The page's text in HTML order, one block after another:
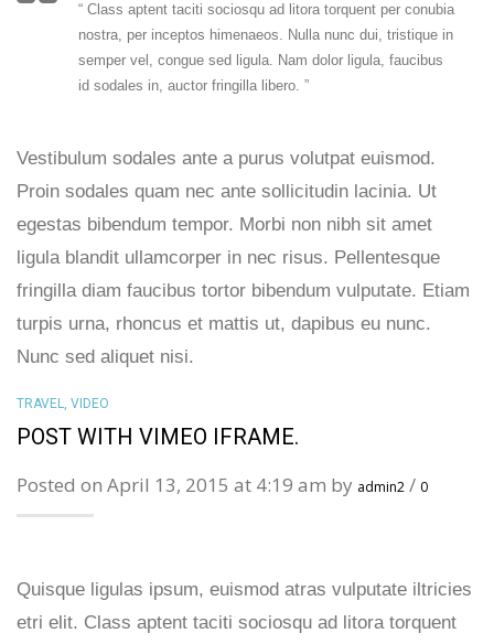
“ Class aptent taciti sociosqu ad litora torquent per conubia
nostra, per inceptos himenaeos. Nulla nunc dui, tristique in
semper vel, congue sed ligula. Nam dolor ligula, faucibus
id sodales in, auctor fringilla libero. ”
Vestibulum sodales ante a purus volutpat euismod.
Proin sodales quam nec ante sollicitudin lacinia. Ut
egestas bibendum tempor. Morbi non nibh sit amet
ligula blandit ullamcorper in nec risus. Pellentesque
fringilla diam faucibus tortor bibendum vulputate. Etiam
turpis urna, rhoncus et mattis ut, dapibus eu nunc.
Nunc sed aliquet nisi.
TRAVEL, VIDEO
POST WITH VIMEO IFRAME.
Posted on April 13, 2015 at 4:19 am by admin2 / 0
Quisque ligulas ipsum, euismod atras vulputate iltricies
etri elit. Class aptent taciti sociosqu ad litora torquent